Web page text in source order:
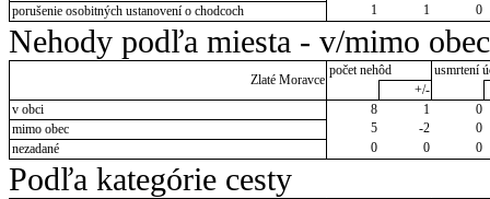
porušenie osobitných ustanovení o chodcoch
1 1 0
Nehody podľa miesta - v/mimo obec
Zlaté Moravce
počet nehôd
usmrtení
+/-
v obci
8 1
0
mimo obec
5 -2
0
nezadané
0 0 0
Podľa kategórie cesty